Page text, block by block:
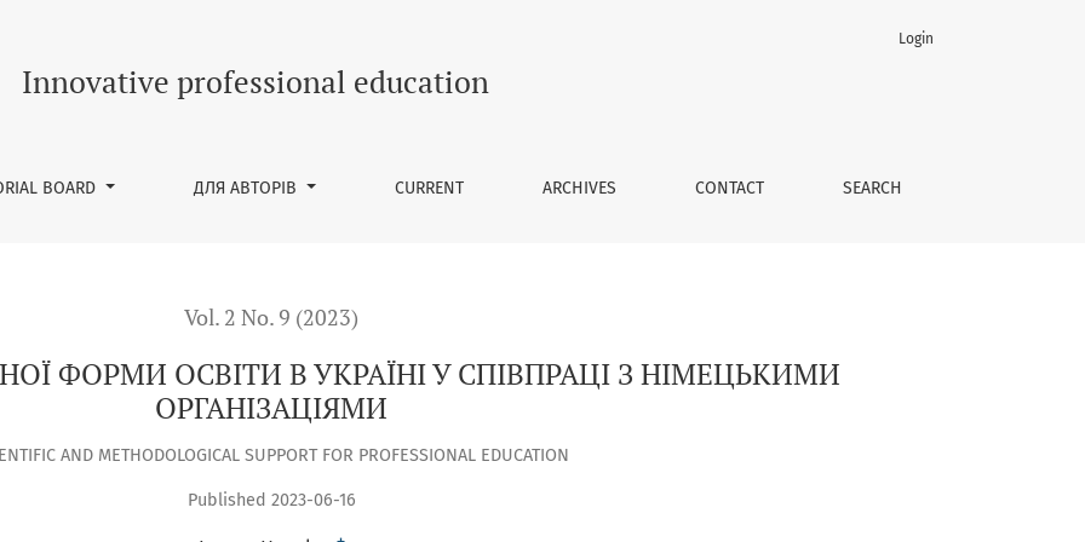
У СПІВПРАЦІ З НІМЕЦЬКИМИ ОРГАНІЗАЦІЯМИ
Innovative professional education
BOARD ДЛЯ АВТОРІВ CURRENT ARCHIVES CONTACT SEARCH
Login
Vol. 2 No. 9 (2023)
ФОРМИ ОСВІТИ В УКРАЇНІ У СПІВПРАЦІ З НІМЕЦЬКИМИ
ОРГАНІЗАЦІЯМИ
AND METHODOLOGICAL SUPPORT FOR PROFESSIONAL EDUCATION
Published 2023-06-16